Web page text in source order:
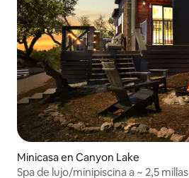
Minicasa en Canyon Lake
Spa de lujo/minipiscina a ~ 2,5